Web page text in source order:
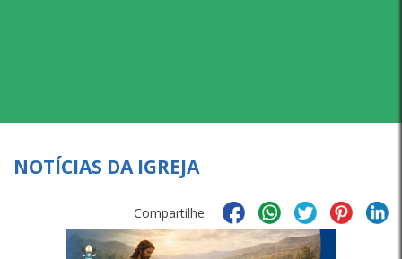
NOTÍCIAS DA IGREJA
Compartilhe